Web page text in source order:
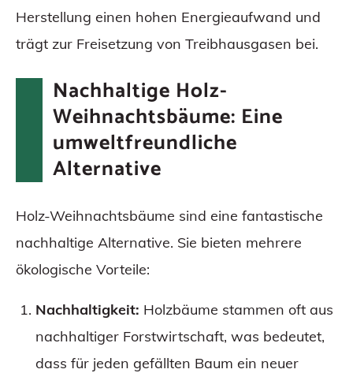
Herstellung einen hohen Energieaufwand und
trägt zur Freisetzung von Treibhausgasen bei.
Nachhaltige Holz-
Weihnachtsbäume: Eine
umweltfreundliche
Alternative
Holz-Weihnachtsbäume sind eine fantastische
nachhaltige Alternative. Sie bieten mehrere
ökologische Vorteile:
Nachhaltigkeit: Holzbäume stammen oft aus
nachhaltiger Forstwirtschaft, was bedeutet,
dass für jeden gefällten Baum ein neuer